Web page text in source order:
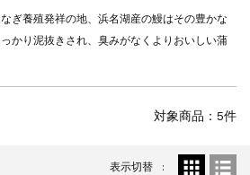
ぎ養殖発祥の地、浜名湖産の鰻はその豊かな
かり泥抜きされ、臭みがなくよりおいしい蒲
対象商品：5件
表示切替